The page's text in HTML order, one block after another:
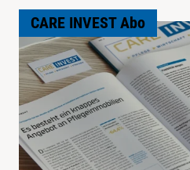
CARE INVEST Abo